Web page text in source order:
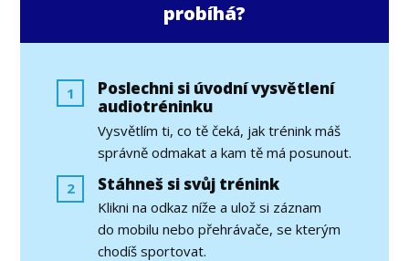
probíhá?
1
Poslechni si úvodní vysvětlení
audiotréninku
Vysvětlím ti, co tě čeká, jak trénink máš
správně odmakat a kam tě má posunout.
2
Stáhneš si svůj trénink
Klikni na odkaz níže a ulož si záznam
do mobilu nebo přehrávače, se kterým
chodíš sportovat.